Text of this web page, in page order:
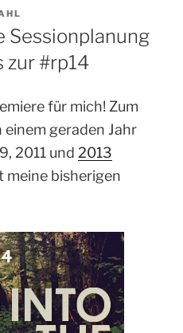
Sessionplanung
zur #rp14
für mich! Zum
geraden Jahr
2011 und 2013
meine bisherigen